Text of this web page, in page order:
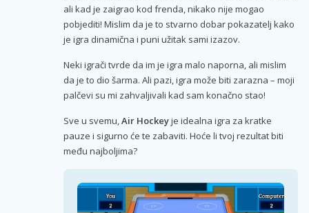
ali kad je zaigrao kod frenda, nikako nije mogao
pobjediti! Mislim da je to stvarno dobar pokazatelj kako
je igra dinamična i puni užitak sami izazov.
Neki igrači tvrde da im je igra malo naporna, ali mislim
da je to dio šarma. Ali pazi, igra može biti zarazna – moji
palčevi su mi zahvaljivali kad sam konačno stao!
Sve u svemu,Air Hockeyje idealna igra za kratke
pauze i sigurno će te zabaviti. Hoće li tvoj rezultat biti
među najboljima?